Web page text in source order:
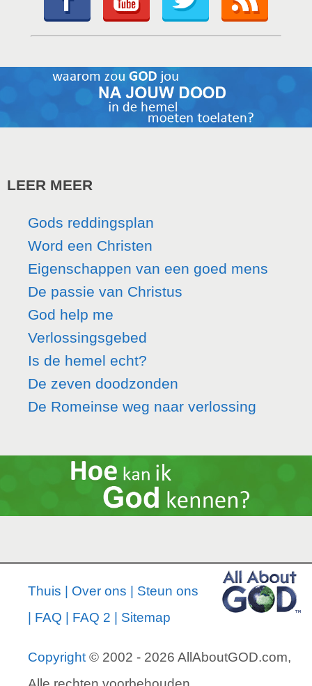
LEER MEER
Gods reddingsplan
Word een Christen
Eigenschappen van een goed mens
De passie van Christus
God help me
Verlossingsgebed
Is de hemel echt?
De zeven doodzonden
De Romeinse weg naar verlossing
Thuis | Over ons | Steun ons
| FAQ | FAQ 2 | Sitemap
Copyright © 2002 - 2026 AllAboutGOD.com,